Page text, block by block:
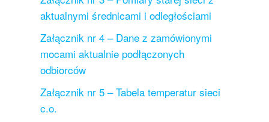
aktualnymi średnicami i odległościami
Załącznik nr 4 – Dane z zamówionymi
mocami aktualnie podłączonych
odbiorców
Załącznik nr 5 – Tabela temperatur sieci
c.o.